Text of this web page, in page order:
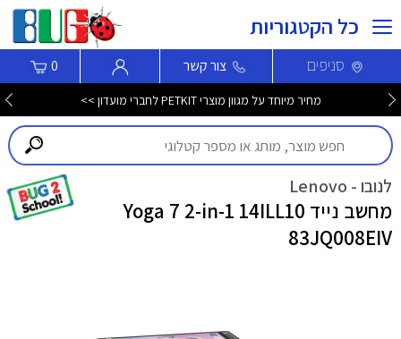
כל הקטגוריות
סניפים צור קשר 0
מחיר מיוחד על מגוון מוצרי PETKIT לחברי מועדון >>
לנובו - Lenovo
מחשב נייד Yoga 7 2-in-1 14ILL10
83JQ008EIV